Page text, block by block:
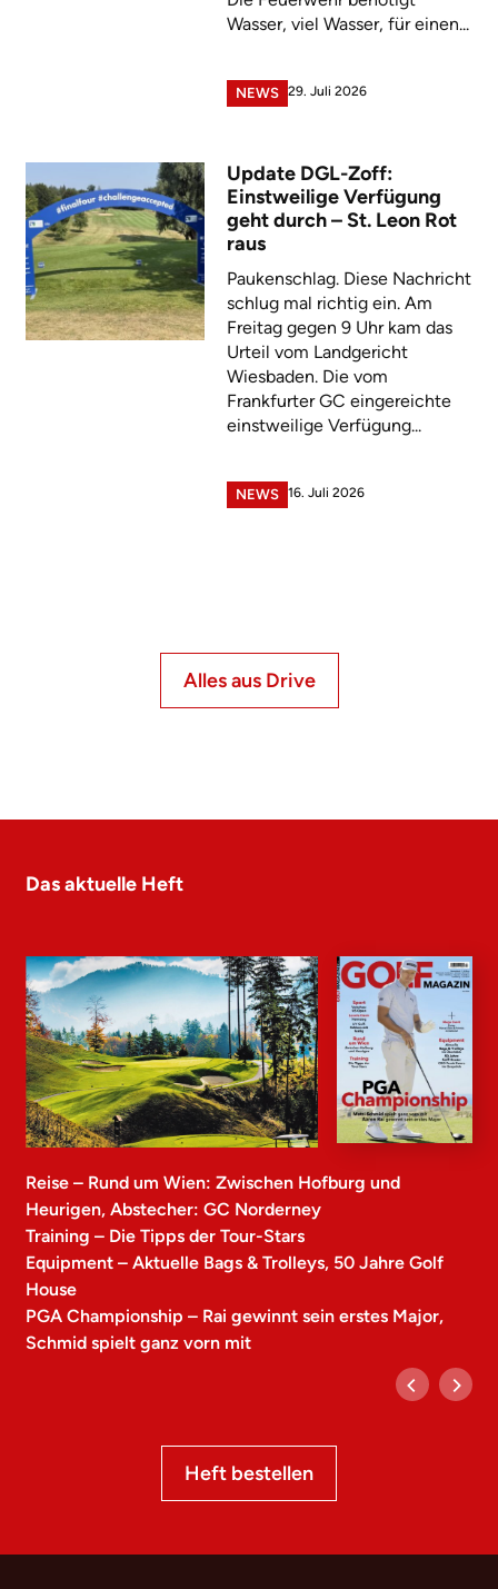
Wasser, viel Wasser, für einen...
NEWS 29. Juli 2026
Update DGL-Zoff:
Einstweilige Verfügung
geht durch – St. Leon Rot
raus
Paukenschlag. Diese Nachricht
schlug mal richtig ein. Am
Freitag gegen 9 Uhr kam das
Urteil vom Landgericht
Wiesbaden. Die vom
Frankfurter GC eingereichte
einstweilige Verfügung...
NEWS 16. Juli 2026
Alles aus Drive
Das aktuelle Heft
Reise – Rund um Wien: Zwischen Hofburg und
Heurigen, Abstecher: GC Norderney
Training – Die Tipps der Tour-Stars
Equipment – Aktuelle Bags & Trolleys, 50 Jahre Golf
House
PGA Championship – Rai gewinnt sein erstes Major,
Schmid spielt ganz vorn mit
Heft bestellen